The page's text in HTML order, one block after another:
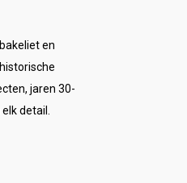
en
jaren 30-
detail.